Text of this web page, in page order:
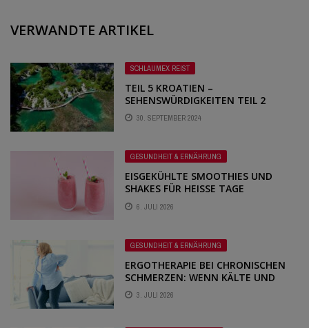
VERWANDTE ARTIKEL
SCHLAUMEX REIST
TEIL 5 KROATIEN –
SEHENSWÜRDIGKEITEN TEIL 2
30. SEPTEMBER 2024
GESUNDHEIT & ERNÄHRUNG
EISGEKÜHLTE SMOOTHIES UND
SHAKES FÜR HEISSE TAGE
6. JULI 2026
GESUNDHEIT & ERNÄHRUNG
ERGOTHERAPIE BEI CHRONISCHEN
SCHMERZEN: WENN KÄLTE UND
BEWEGUNG GEMEINSAM HELFEN
3. JULI 2026